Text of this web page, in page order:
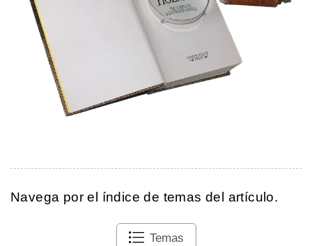
Navega por el índice de temas del artículo.
Temas